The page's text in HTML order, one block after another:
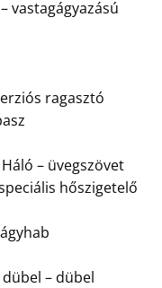
vastagágyazású
ragasztó
– üvegszövet
hőszigetelő
– dübel